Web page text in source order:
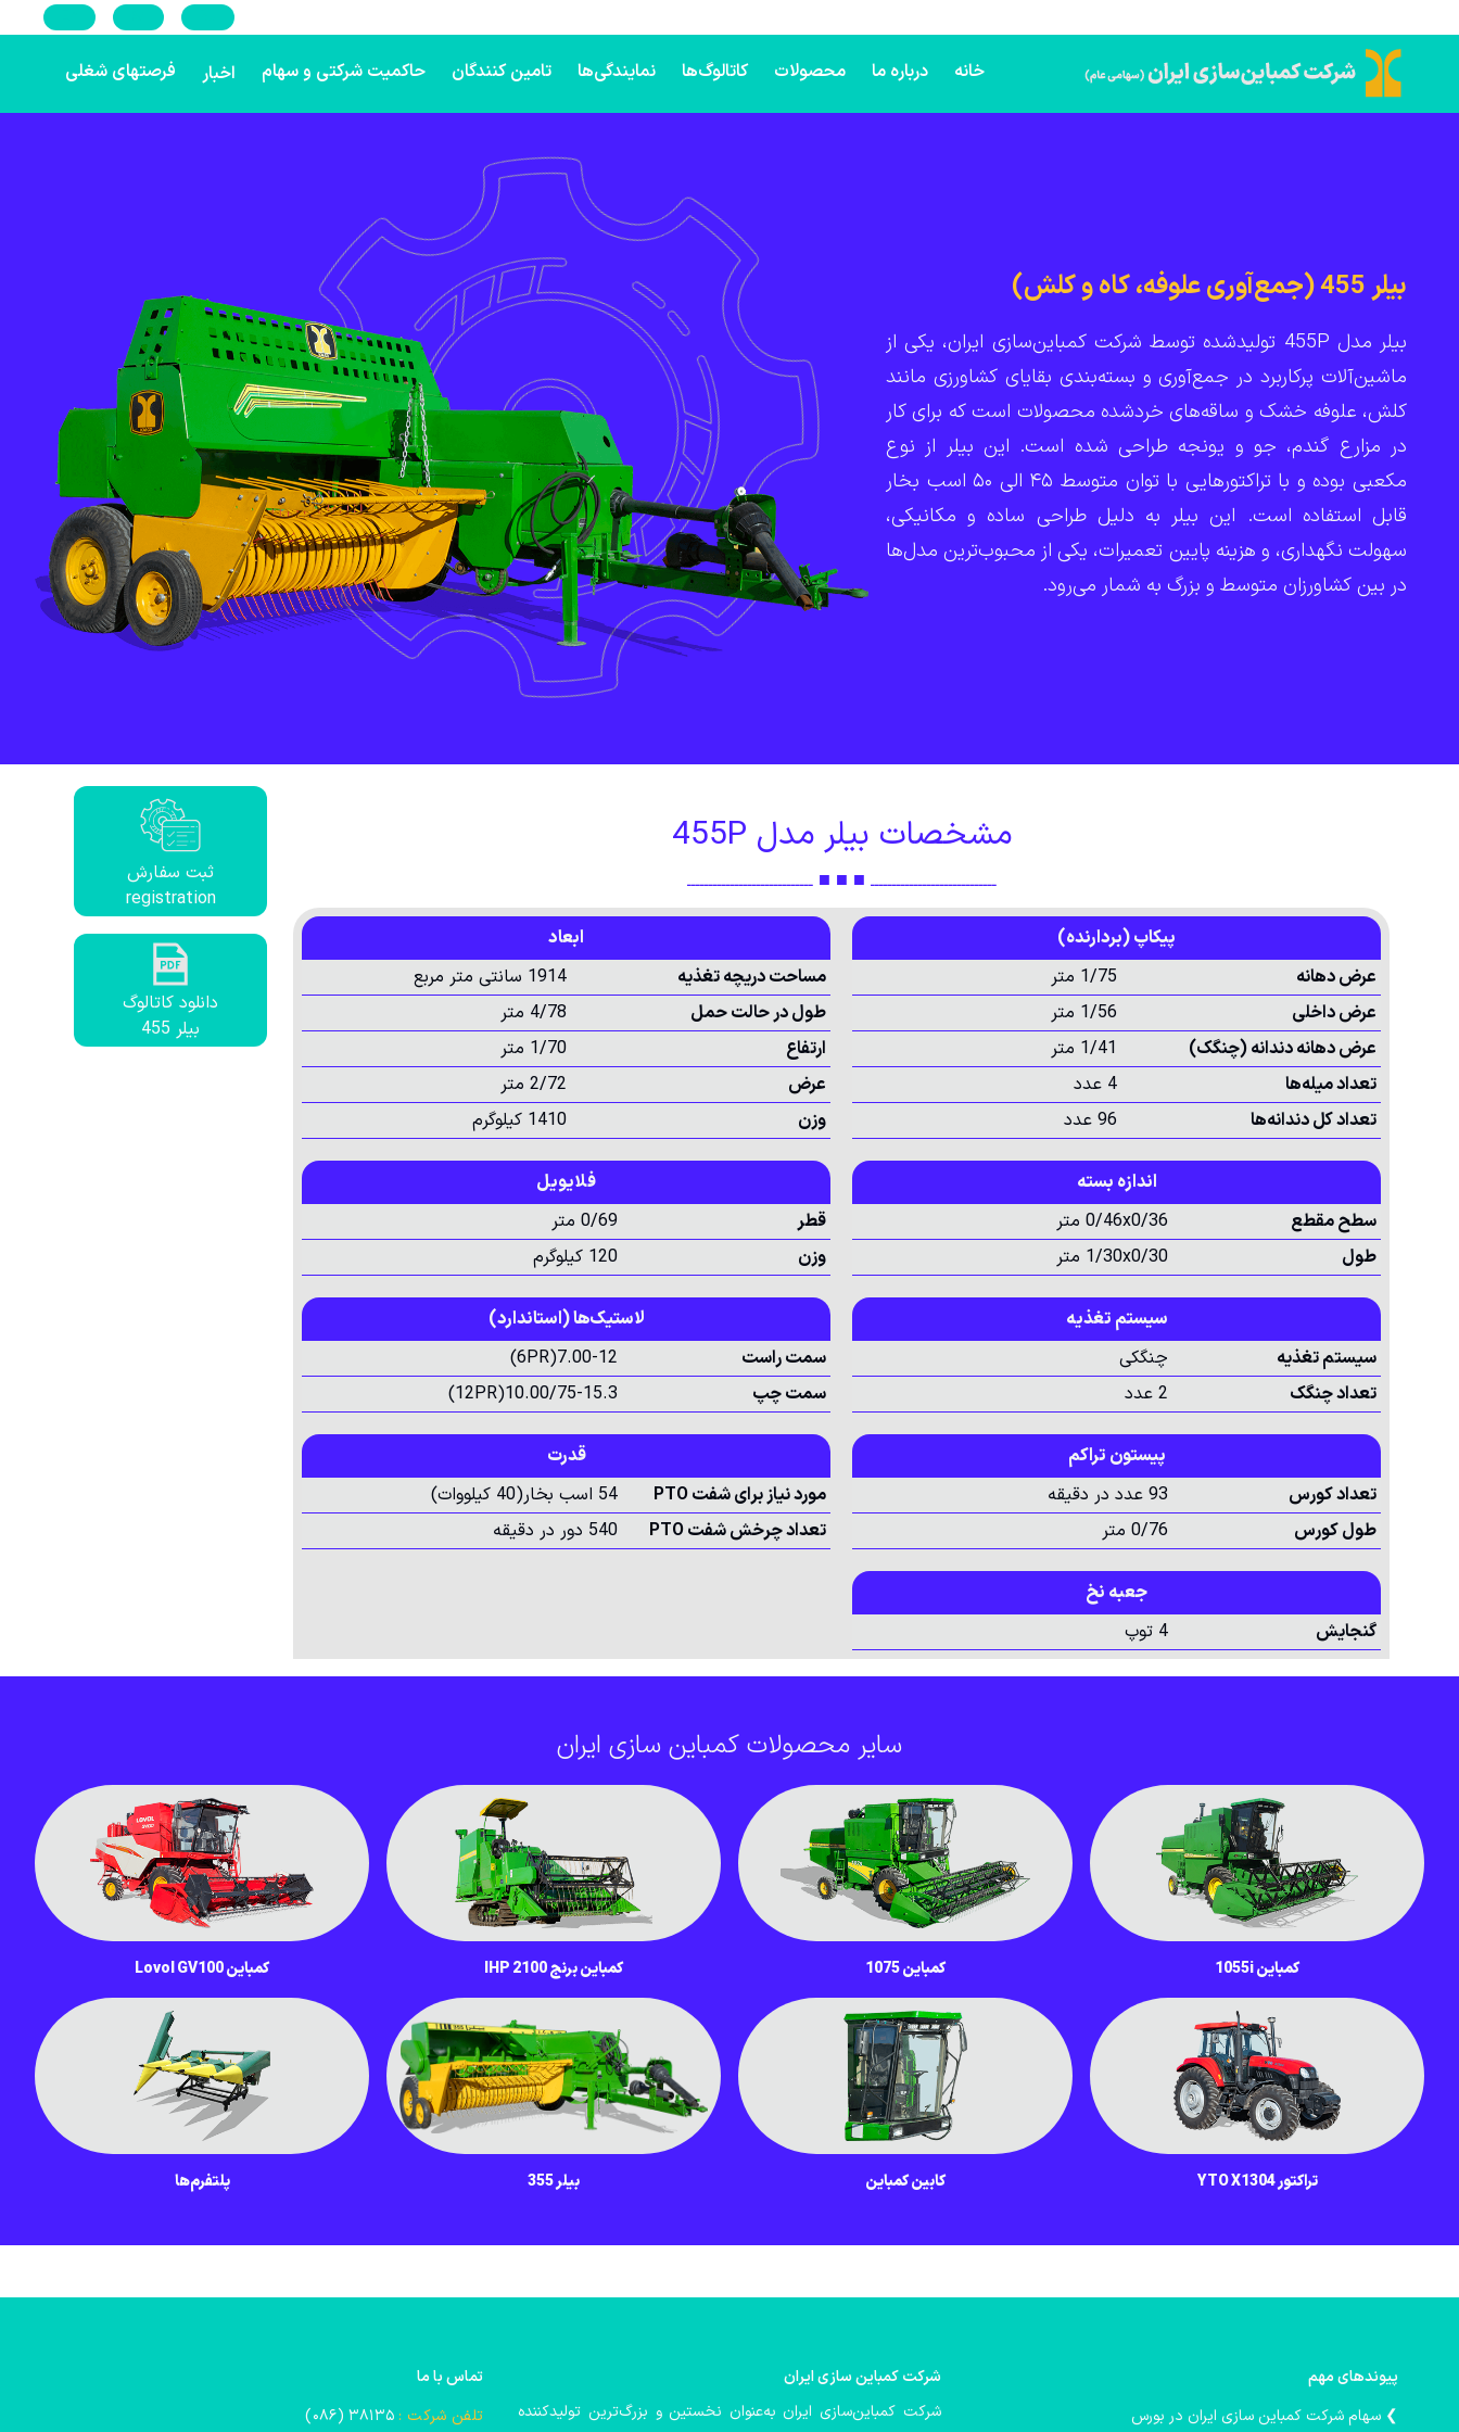
خانه درباره ما محصولات کاتالوگ‌ها نمایندگی‌ها تامین کنندگان حاکمیت شرکتی و سهام اخبار فرصتهای شغلی
بیلر 455 (جمع‌آوری علوفه، کاه و کلش)
بیلر مدل 455P تولیدشده توسط شرکت کمباین‌سازی ایران، یکی از
ماشین‌آلات پرکاربرد در جمع‌آوری و بسته‌بندی بقایای کشاورزی مانند
کلش، علوفه خشک و ساقه‌های خردشده محصولات است که برای کار
در مزارع گندم، جو و یونجه طراحی شده است. این بیلر از نوع
مکعبی بوده و با تراکتورهایی با توان متوسط ۴۵ الی ۵۰ اسب بخار
قابل استفاده است. این بیلر به دلیل طراحی ساده و مکانیکی،
سهولت نگهداری، و هزینه پایین تعمیرات، یکی از محبوب‌ترین مدل‌ها
در بین کشاورزان متوسط و بزرگ به شمار می‌رود.
مشخصات بیلر مدل 455P
ـــــــــــــــــــــــــــــ ■ ■ ■ ـــــــــــــــــــــــــــــ
پیکاپ (بردارنده)
عرض دهانه
1/75 متر
عرض داخلی
1/56 متر
عرض دهانه دندانه (چنگک)
1/41 متر
تعداد میله‌ها
4 عدد
تعداد کل دندانه‌ها
96 عدد
ابعاد
مساحت دریچه تغذیه
1914 سانتی متر مربع
طول در حالت حمل
4/78 متر
ارتفاع
1/70 متر
عرض
2/72 متر
وزن
1410 کیلوگرم
اندازه بسته
سطح مقطع
0/46x0/36 متر
طول
1/30x0/30 متر
فلایویل
قطر
0/69 متر
وزن
120 کیلوگرم
سیستم تغذیه
سیستم تغذیه
چنگکی
تعداد چنگک
2 عدد
لاستیک‌ها (استاندارد)
سمت راست
7.00-12(6PR)
سمت چپ
10.00/75-15.3(12PR)
پیستون تراکم
تعداد کورس
93 عدد در دقیقه
طول کورس
0/76 متر
قدرت
مورد نیاز برای شفت PTO
54 اسب بخار(40 کیلووات)
تعداد چرخش شفت PTO
540 دور در دقیقه
جعبه نخ
گنجایش
4 توپ
ثبت سفارش
registration
دانلود کاتالوگ
بیلر 455
سایر محصولات کمباین سازی ایران
کمباین 1055i کمباین 1075 کمباین برنج IHP 2100 کمباین Lovol GV100
تراکتور YTO X1304 کابین کمباین بیلر 355 پلتفرم‌ها
پیوندهای مهم
❯ سهام شرکت کمباین سازی ایران در بورس
شركت كمباین سازی ایران
شرکت کمباین‌سازی ایران به‌عنوان نخستین و بزرگ‌ترین تولیدکننده
تماس با ما
تلفن شرکت :۳۸۱۳۵ (۰۸۶)